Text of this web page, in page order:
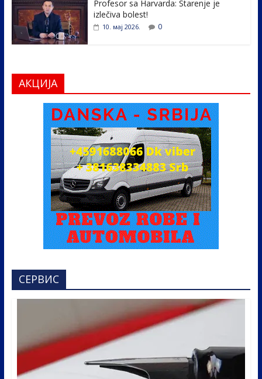
Profesor sa Harvarda: Starenje je
izlečiva bolest!
10. мај 2026. 0
АКЦИЈА
СЕРВИС